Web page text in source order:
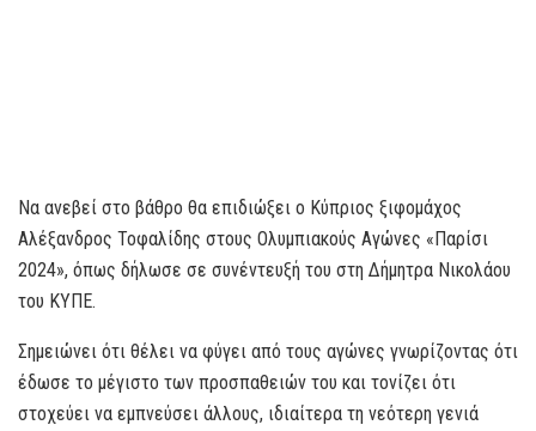
Να ανεβεί στο βάθρο θα επιδιώξει ο Κύπριος ξιφομάχος
Αλέξανδρος Τοφαλίδης στους Ολυμπιακούς Αγώνες «Παρίσι
2024», όπως δήλωσε σε συνέντευξή του στη Δήμητρα Νικολάου
του ΚΥΠΕ.
Σημειώνει ότι θέλει να φύγει από τους αγώνες γνωρίζοντας ότι
έδωσε το μέγιστο των προσπαθειών του και τονίζει ότι
στοχεύει να εμπνεύσει άλλους, ιδιαίτερα τη νεότερη γενιά